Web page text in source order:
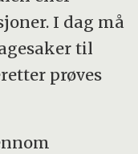
I dag må
til
prøves